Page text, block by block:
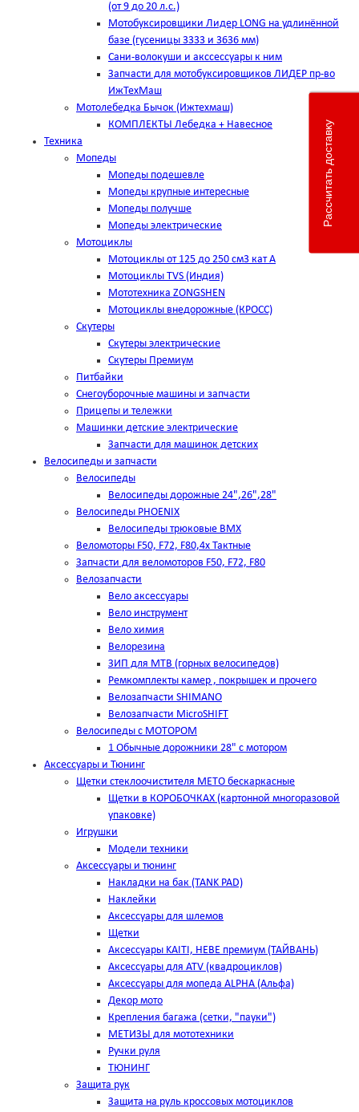
(от 9 до 20 л.с.)
Мотобуксировщики Лидер LONG на удлинённой
базе (гусеницы 3333 и 3636 мм)
Сани-волокуши и акссессуары к ним
Запчасти для мотобуксировщиков ЛИДЕР пр-во
ИжТехМаш
Мотолебедка Бычок (Ижтехмаш)
КОМПЛЕКТЫ Лебедка + Навесное
Техника
Мопеды
Мопеды подешевле
Мопеды крупные интересные
Мопеды получше
Мопеды электрические
Мотоциклы
Мотоциклы от 125 до 250 см3 кат А
Мотоциклы TVS (Индия)
Мототехника ZONGSHEN
Мотоциклы внедорожные (КРОСС)
Скутеры
Скутеры электрические
Скутеры Премиум
Питбайки
Снегоуборочные машины и запчасти
Прицепы и тележки
Машинки детские электрические
Запчасти для машинок детских
Велосипеды и запчасти
Велосипеды
Велосипеды дорожные 24",26",28"
Велосипеды PHOENIX
Велосипеды трюковые BMX
Веломоторы F50, F72, F80,4х Тактные
Запчасти для веломоторов F50, F72, F80
Велозапчасти
Вело аксессуары
Вело инструмент
Вело химия
Велорезина
ЗИП для MTB (горных велосипедов)
Ремкомплекты камер , покрышек и прочего
Велозапчасти SHIMANO
Велозапчасти MicroSHIFT
Велосипеды с МОТОРОМ
1 Обычные дорожники 28" с мотором
Аксессуары и Тюнинг
Щетки стеклоочистителя METO бескаркасные
Щетки в КОРОБОЧКАХ (картонной многоразовой
упаковке)
Игрушки
Модели техники
Аксессуары и тюнинг
Накладки на бак (TANK PAD)
Наклейки
Аксессуары для шлемов
Щетки
Аксессуары KAITI, HEBE премиум (ТАЙВАНЬ)
Аксессуары для ATV (квадроциклов)
Аксессуары для мопеда ALPHA (Альфа)
Декор мото
Крепления багажа (сетки, "пауки")
МЕТИЗЫ для мототехники
Ручки руля
ТЮНИНГ
Защита рук
Защита на руль кроссовых мотоциклов
Рассчитать доставку